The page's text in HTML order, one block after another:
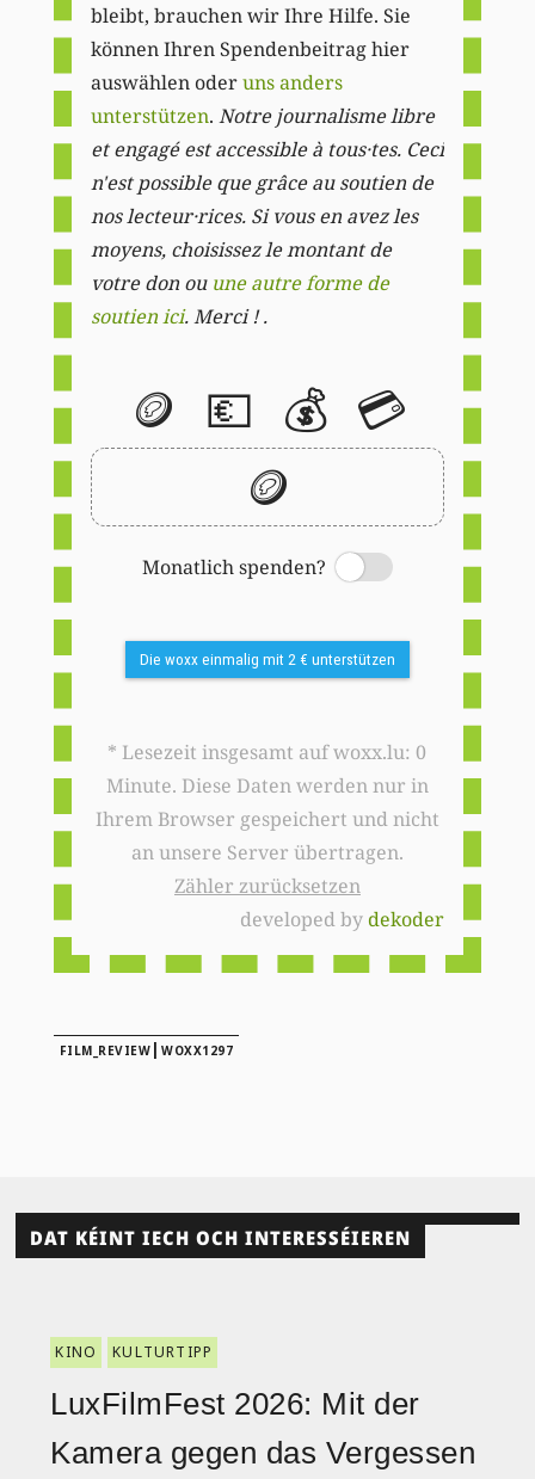
bleibt, brauchen wir Ihre Hilfe. Sie
können Ihren Spendenbeitrag hier
auswählen oderuns anders
unterstützen. Notre journalisme libre
et engagé est accessible à tous·tes. Ceci
n'est possible que grâce au soutien de
nos lecteur·rices. Si vous en avez les
moyens, choisissez le montant de
votre don ou une autre forme de
soutien ici. Merci ! .
🪙 💶 💰 💳
🪙
Monatlich spenden?
Switch
Die woxx einmalig mit 2 € unterstützen
* Lesezeit insgesamt auf woxx.lu: 0
Minute. Diese Daten werden nur in
Ihrem Browser gespeichert und nicht
an unsere Server übertragen.
Zähler zurücksetzen
developed bydekoder
FILM_REVIEW |WOXX1297
DAT KÉINT IECH OCH INTERESSÉIEREN
KINO KULTURTIPP
LuxFilmFest 2026: Mit der
Kamera gegen das Vergessen